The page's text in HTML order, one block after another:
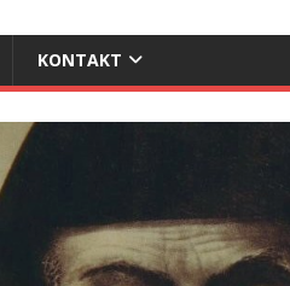
KONTAKT